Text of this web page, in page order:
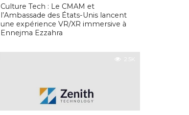
Culture Tech : Le CMAM et
l’Ambassade des États-Unis lancent
une expérience VR/XR immersive à
Ennejma Ezzahra
2.5K